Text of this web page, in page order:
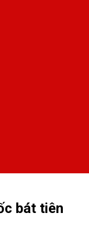
bát tiên